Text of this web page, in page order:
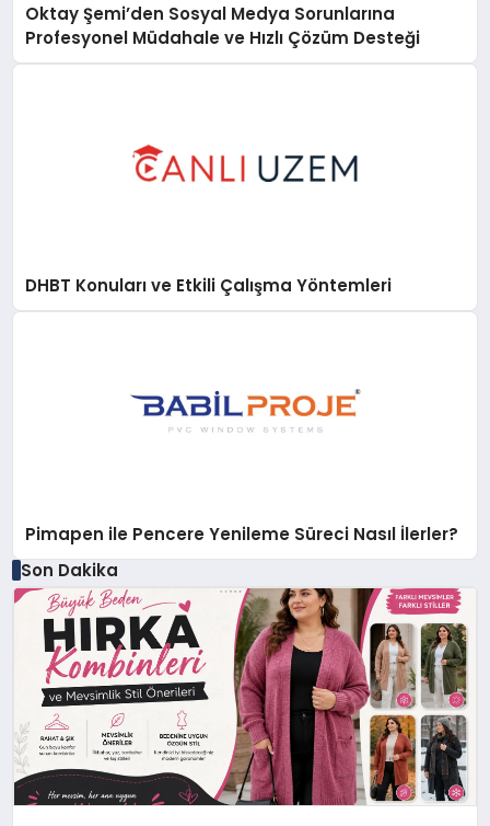
Oktay Şemi’den Sosyal Medya Sorunlarına
Profesyonel Müdahale ve Hızlı Çözüm Desteği
DHBT Konuları ve Etkili Çalışma Yöntemleri
Pimapen ile Pencere Yenileme Süreci Nasıl İlerler?
Son Dakika